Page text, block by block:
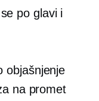
po glavi i
objašnjenje
na promet